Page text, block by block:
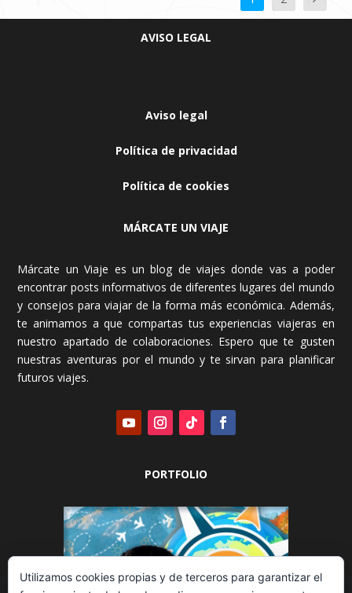
AVISO LEGAL
Aviso legal
Política de privacidad
Política de cookies
MÁRCATE UN VIAJE
Márcate un Viaje es un blog de viajes donde vas a poder
encontrar posts informativos de diferentes lugares del mundo
y consejos para viajar de la forma más económica. Además,
te animamos a que compartas tus experiencias viajeras en
nuestro apartado de colaboraciones. Espero que te gusten
nuestras aventuras por el mundo y te sirvan para planificar
futuros viajes.
PORTFOLIO
Utilizamos cookies propias y de terceros para garantizar el